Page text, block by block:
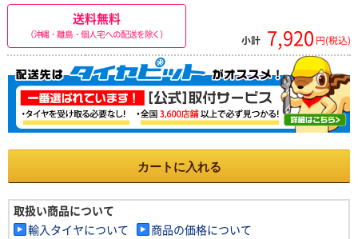
送料無料
（沖縄・離島・個人宅への配送を除く） 小計 7,920 円(税込)
カートに入れる
取扱い商品について
輸入タイヤについて
商品の価格について